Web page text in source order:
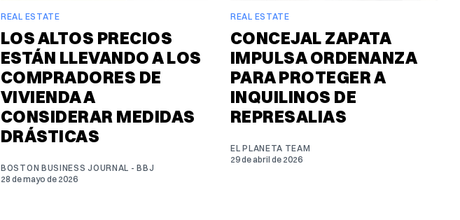
REAL ESTATE
LOS ALTOS PRECIOS
ESTÁN LLEVANDO A LOS
COMPRADORES DE
VIVIENDA A
CONSIDERAR MEDIDAS
DRÁSTICAS
BOSTON BUSINESS JOURNAL - BBJ
28 de mayo de 2026
REAL ESTATE
CONCEJAL ZAPATA
IMPULSA ORDENANZA
PARA PROTEGER A
INQUILINOS DE
REPRESALIAS
EL PLANETA TEAM
29 de abril de 2026